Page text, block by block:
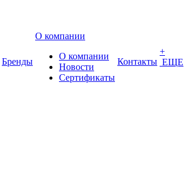
Бренды
О компании
О компании
Новости
Сертификаты
Контакты
+
ЕЩЕ